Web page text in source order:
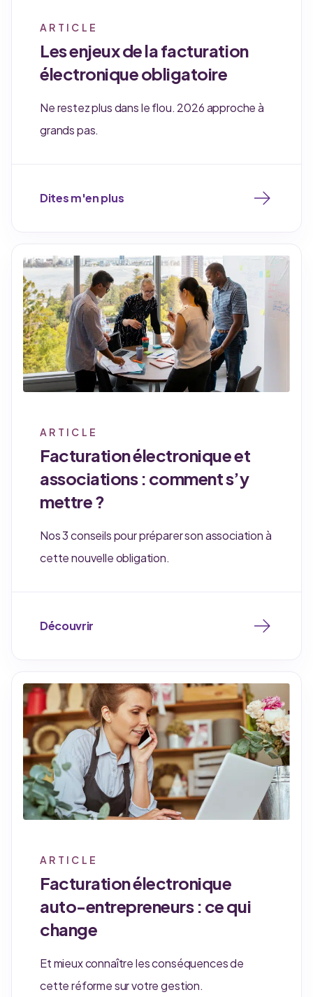
ARTICLE
Les enjeux de la facturation
électronique obligatoire
Ne restez plus dans le flou. 2026 approche à
grands pas.
Dites m'en plus
ARTICLE
Facturation électronique et
associations : comment s’y
mettre ?
Nos 3 conseils pour préparer son association à
cette nouvelle obligation.
Découvrir
ARTICLE
Facturation électronique
auto-entrepreneurs : ce qui
change
Et mieux connaître les conséquences de
cette réforme sur votre gestion.